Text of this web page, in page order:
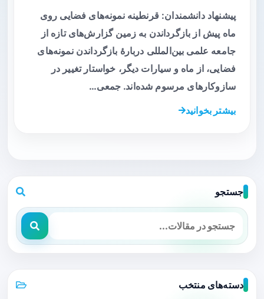
پیشنهاد دانشمندان: قرنطینه نمونه‌های فضایی روی
ماه پیش از بازگرداندن به زمین گزارش‌های تازه از
جامعه علمی بین‌المللی دربارهٔ بازگرداندن نمونه‌های
فضایی، از ماه و سیارات دیگر، خواستار تغییر در
سازوکارهای مرسوم شده‌اند. جمعی…
بیشتر بخوانید
جستجو
دسته‌های منتخب